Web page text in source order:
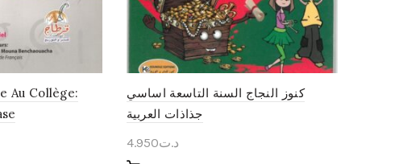
Au Collège:
كنوز النجاج السنة التاسعة اساسي
جذاذات العربية
د.ت4.950